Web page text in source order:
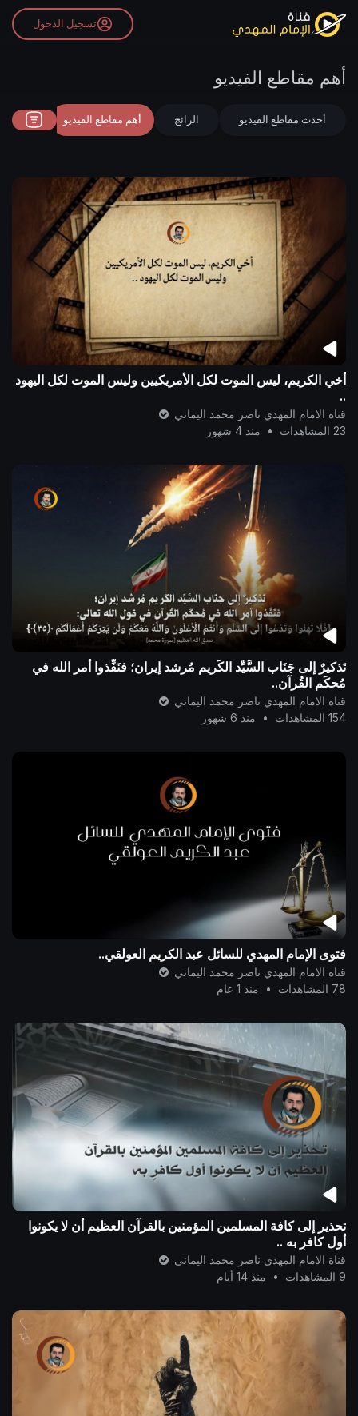
تسجيل الدخول
أهم مقاطع الفيديو
أحدث مقاطع الفيديو الرائج أهم مقاطع الفيديو
أخي الكريم، ليس الموت لكل الأمريكيين وليس الموت لكل اليهود
..
قناة الامام المهدي ناصر محمد اليماني
23 المشاهدات
• منذ 4 شهور
تَذكيرٌ إلى جَنَاب السَّيِّد الكَريم مُرشد إيران؛ فنَفِّذوا أمر الله في
مُحكَم القُرآن..
قناة الامام المهدي ناصر محمد اليماني
154 المشاهدات
• منذ 6 شهور
فتوى الإمام المهدي للسائل عبد الكريم العولقي..
قناة الامام المهدي ناصر محمد اليماني
78 المشاهدات
• منذ 1 عام
تحذير إلى كافة المسلمين المؤمنين بالقرآن العظيم أن لا يكونوا
أول كافرٍ به ..
قناة الامام المهدي ناصر محمد اليماني
9 المشاهدات
• منذ 14 أيام